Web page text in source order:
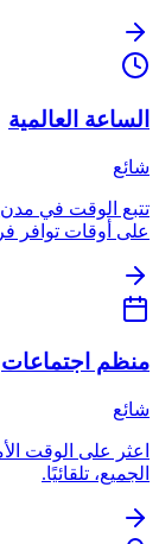
الساعة العالمية
شائع
تتبع الوقت في
على أوقات توافر
منظم اجتماعات
شائع
اعثر على الوقت
الجميع، تلقائيًا.